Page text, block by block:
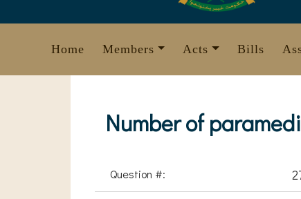
Home Members Acts Bills
Number of
Question #: